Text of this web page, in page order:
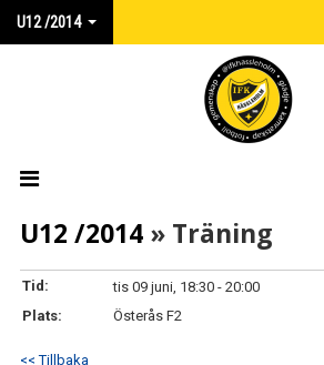
U12 /2014
HEM
NYHETER
KALENDER
U12 /2014 » Träning
Tid:
tis 09 juni, 18:30 - 20:00
Plats:
Österås F2
<< Tillbaka